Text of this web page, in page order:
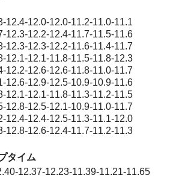
12.0-12.0-11.2-11.0-11.1
12.2-12.4-11.7-11.5-11.6
12.3-12.2-11.6-11.4-11.7
12.1-11.8-11.5-11.8-12.3
12.6-12.6-11.8-11.0-11.7
12.9-12.5-10.9-10.9-11.6
12.1-11.8-11.3-11.2-11.5
12.5-12.1-10.9-11.0-11.7
12.4-12.5-11.3-11.1-12.0
12.6-12.4-11.7-11.2-11.3
タイム
12.37-12.23-11.39-11.21-11.65